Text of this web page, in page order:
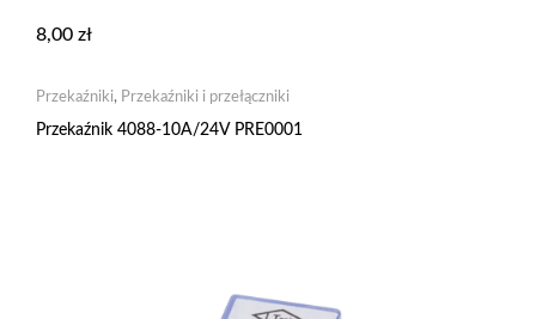
8,00 zł
Przekaźniki, Przekaźniki i przełączniki
Przekaźnik 4088-10A/24V PRE0001